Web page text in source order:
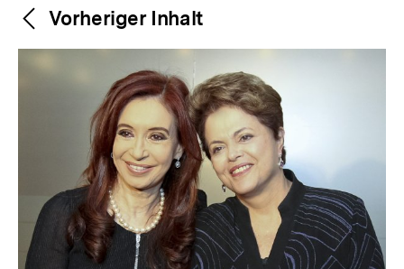
Weitere
Inhalte
Content-
Navigation
Vorheriger Inhalt